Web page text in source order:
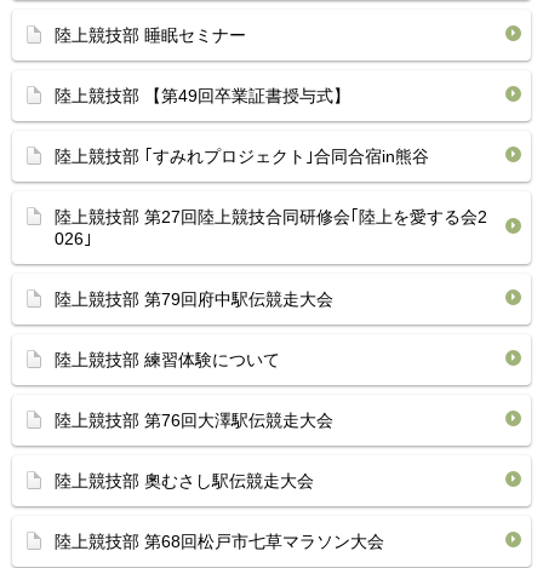
陸上競技部 睡眠セミナー
陸上競技部 【第49回卒業証書授与式】
陸上競技部 ｢すみれプロジェクト｣合同合宿in熊谷
陸上競技部 第27回陸上競技合同研修会｢陸上を愛する会2
026｣
陸上競技部 第79回府中駅伝競走大会
陸上競技部 練習体験について
陸上競技部 第76回大澤駅伝競走大会
陸上競技部 奧むさし駅伝競走大会
陸上競技部 第68回松戸市七草マラソン大会